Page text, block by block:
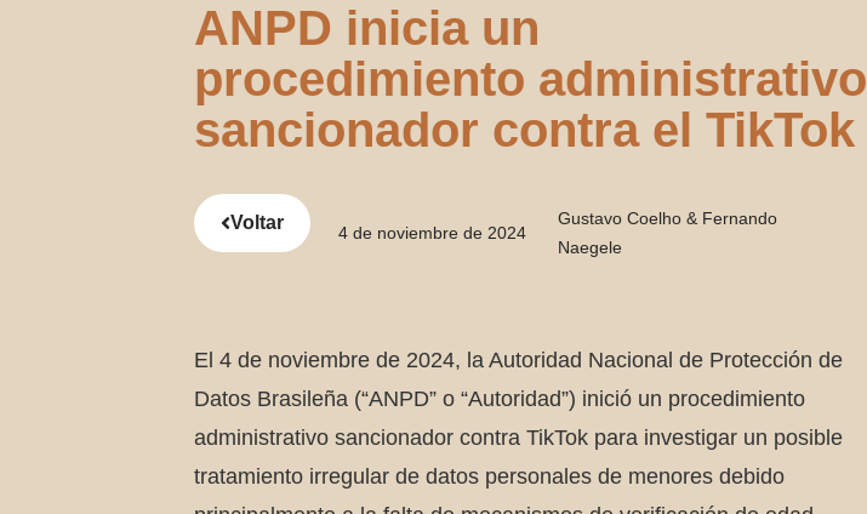
ANPD inicia un
procedimiento administrativo
sancionador contra el TikTok
Voltar 4 de noviembre de 2024
Gustavo Coelho & Fernando
Naegele
El 4 de noviembre de 2024, la Autoridad Nacional de Protección de
Datos Brasileña (“ANPD” o “Autoridad”) inició un procedimiento
administrativo sancionador contra TikTok para investigar un posible
tratamiento irregular de datos personales de menores debido